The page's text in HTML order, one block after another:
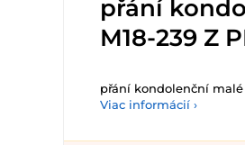
přání
M18-239 Z
přání kondolenční malé
Viac informácií ›